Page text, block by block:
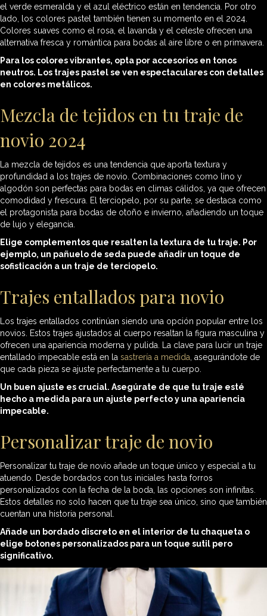
el verde esmeralda y el azul eléctrico están en tendencia. Por otro
lado, los colores pastel también tienen su momento en el 2024.
Colores suaves como el rosa, el lavanda y el celeste ofrecen una
alternativa fresca y romántica para bodas al aire libre o en primavera.
Para los colores vibrantes, opta por accesorios en tonos
neutros. Los trajes pastel se ven espectaculares con detalles
en colores metálicos.
Mezcla de tejidos en tu traje de
novio 2024
La mezcla de tejidos es una tendencia que aporta textura y
profundidad a los trajes de novio. Combinaciones como lino y
algodón son perfectas para bodas en climas cálidos, ya que ofrecen
comodidad y frescura. El terciopelo, por su parte, se destaca como
el protagonista para bodas de otoño e invierno, añadiendo un toque
de lujo y elegancia.
Elige complementos que resalten la textura de tu traje. Por
ejemplo, un pañuelo de seda puede añadir un toque de
sofisticación a un traje de terciopelo.
Trajes entallados para novio
Los trajes entallados continúan siendo una opción popular entre los
novios. Estos trajes ajustados al cuerpo resaltan la figura masculina y
ofrecen una apariencia moderna y pulida. La clave para lucir un traje
entallado impecable está en la sastrería a medida, asegurándote de
que cada pieza se ajuste perfectamente a tu cuerpo.
Un buen ajuste es crucial. Asegúrate de que tu traje esté
hecho a medida para un ajuste perfecto y una apariencia
impecable.
Personalizar traje de novio
Personalizar tu traje de novio añade un toque único y especial a tu
atuendo. Desde bordados con tus iniciales hasta forros
personalizados con la fecha de la boda, las opciones son infinitas.
Estos detalles no solo hacen que tu traje sea único, sino que también
cuentan una historia personal.
Añade un bordado discreto en el interior de tu chaqueta o
elige botones personalizados para un toque sutil pero
significativo.